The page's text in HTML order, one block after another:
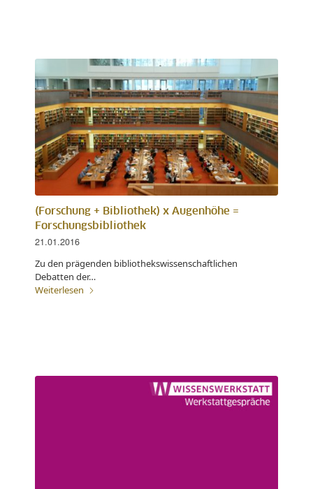
(Forschung + Bibliothek) x Augenhöhe =
Forschungsbibliothek
21.01.2016
Zu den prägenden bibliothekswissenschaftlichen
Debatten der…
Weiterlesen